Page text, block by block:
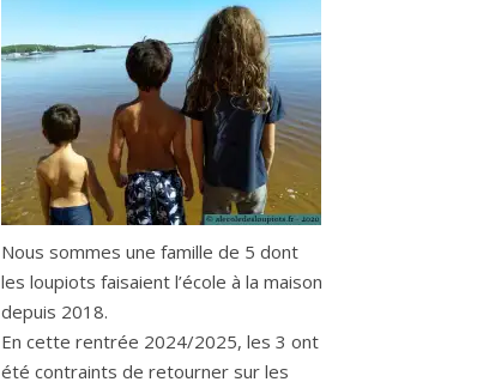
Nous sommes une famille de 5 dont
les loupiots faisaient l’école à la maison
depuis 2018.
En cette rentrée 2024/2025, les 3 ont
été contraints de retourner sur les